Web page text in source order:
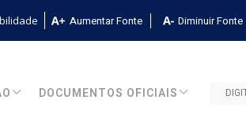
Aumentar Fonte Diminuir Fonte
DOCUMENTOS OFICIAIS